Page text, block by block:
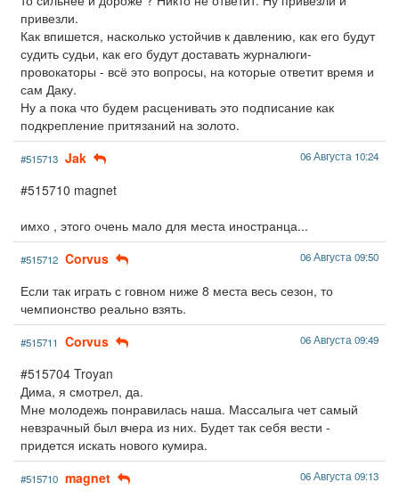
привезли.
Как впишется, насколько устойчив к давлению, как его будут
судить судьи, как его будут доставать журналюги-
провокаторы - всё это вопросы, на которые ответит время и
сам Даку.
Ну а пока что будем расценивать это подписание как
подкрепление притязаний на золото.
#515713 Jak 06 Августа 10:24
#515710 magnet
имхо , этого очень мало для места иностранца...
#515712 Corvus 06 Августа 09:50
Если так играть с говном ниже 8 места весь сезон, то
чемпионство реально взять.
#515711 Corvus 06 Августа 09:49
#515704 Troyan
Дима, я смотрел, да.
Мне молодежь понравилась наша. Массалыга чет самый
невзрачный был вчера из них. Будет так себя вести -
придется искать нового кумира.
#515710 magnet 06 Августа 09:13